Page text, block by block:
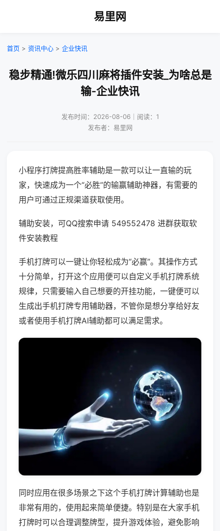
易里网
首页 > 资讯中心 > 企业快讯
稳步精通!微乐四川麻将插件安装_为啥总是
输-企业快讯
发布时间：2026-08-06｜阅读：1
发布者：易里网
小程序打牌提高胜率辅助是一款可以让一直输的玩
家，快速成为一个“必胜”的输赢辅助神器，有需要的
用户可通过正规渠道获取使用。
辅助安装，可QQ搜索申请 549552478 进群获取软
件安装教程
手机打牌可以一键让你轻松成为“必赢”。其操作方式
十分简单，打开这个应用便可以自定义手机打牌系统
规律，只需要输入自己想要的开挂功能，一键便可以
生成出手机打牌专用辅助器，不管你是想分享给好友
或者使用手机打牌AI辅助都可以满足需求。
同时应用在很多场景之下这个手机打牌计算辅助也是
非常有用的，使用起来简单便捷。特别是在大家手机
打牌时可以合理调整牌型，提升游戏体验，避免影响